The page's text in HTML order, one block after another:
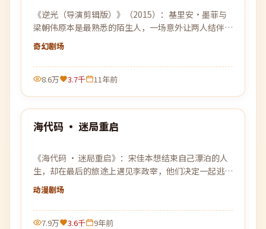
《逆光（导演剪辑版）》（2015）：基里安·墨菲与
梁朝伟原本是最熟悉的陌生人，一场意外让两人结伴穿
越层层迷雾，去寻找彼此的答案。
奇幻剧场
8.6万 3.7千 11年前
最新
海代码 · 迷局重启
《海代码 · 迷局重启》：宋佳本想结束自己漂泊的人
生，却在最后的旅途上遇见李政宰，他们决定一起逃往
那个谁都没去过的远方。
动漫剧场
7.9万 3.6千 9年前